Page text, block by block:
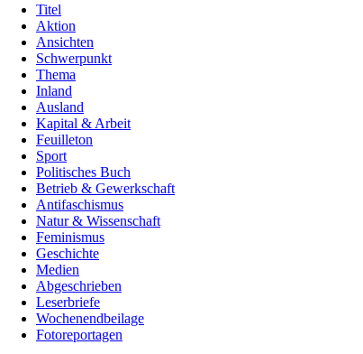
Titel
Aktion
Ansichten
Schwerpunkt
Thema
Inland
Ausland
Kapital & Arbeit
Feuilleton
Sport
Politisches Buch
Betrieb & Gewerkschaft
Antifaschismus
Natur & Wissenschaft
Feminismus
Geschichte
Medien
Abgeschrieben
Leserbriefe
Wochenendbeilage
Fotoreportagen